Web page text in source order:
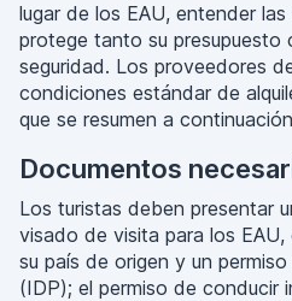
lugar de los EAU, entender
protege tanto su presupuesto
seguridad. Los proveedores
condiciones estándar de
que se resumen a
Documentos
Los turistas deben presentar
visado de visita para los
su país de origen y un
(IDP); el permiso de conducir